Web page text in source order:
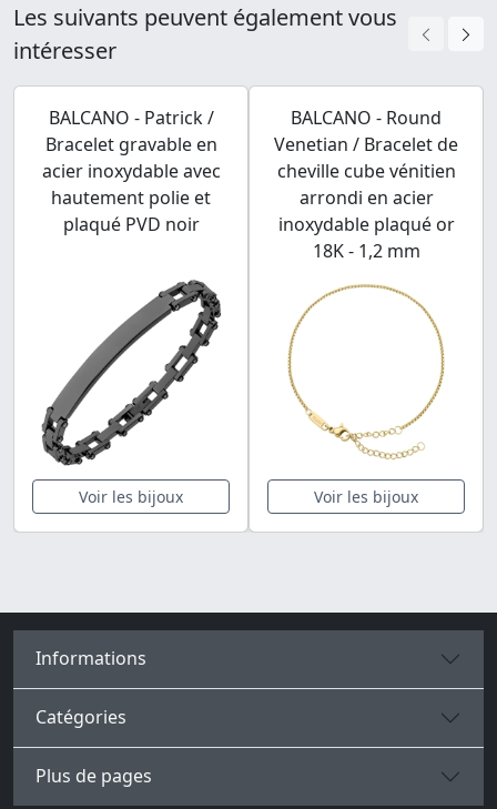
Les suivants peuvent également vous
intéresser
BALCANO - Patrick /
Bracelet gravable en
acier inoxydable avec
hautement polie et
plaqué PVD noir
Voir les bijoux
BALCANO - Round
Venetian / Bracelet de
cheville cube vénitien
arrondi en acier
inoxydable plaqué or
18K - 1,2 mm
Voir les bijoux
Informations
Catégories
Plus de pages